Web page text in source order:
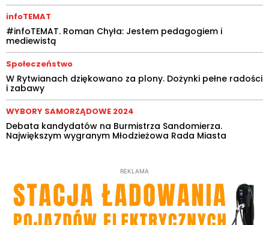
infoTEMAT
#infoTEMAT. Roman Chyła: Jestem pedagogiem i
mediewistą
Społeczeństwo
W Rytwianach dziękowano za plony. Dożynki pełne radości
i zabawy
WYBORY SAMORZĄDOWE 2024
Debata kandydatów na Burmistrza Sandomierza.
Największym wygranym Młodzieżowa Rada Miasta
REKLAMA